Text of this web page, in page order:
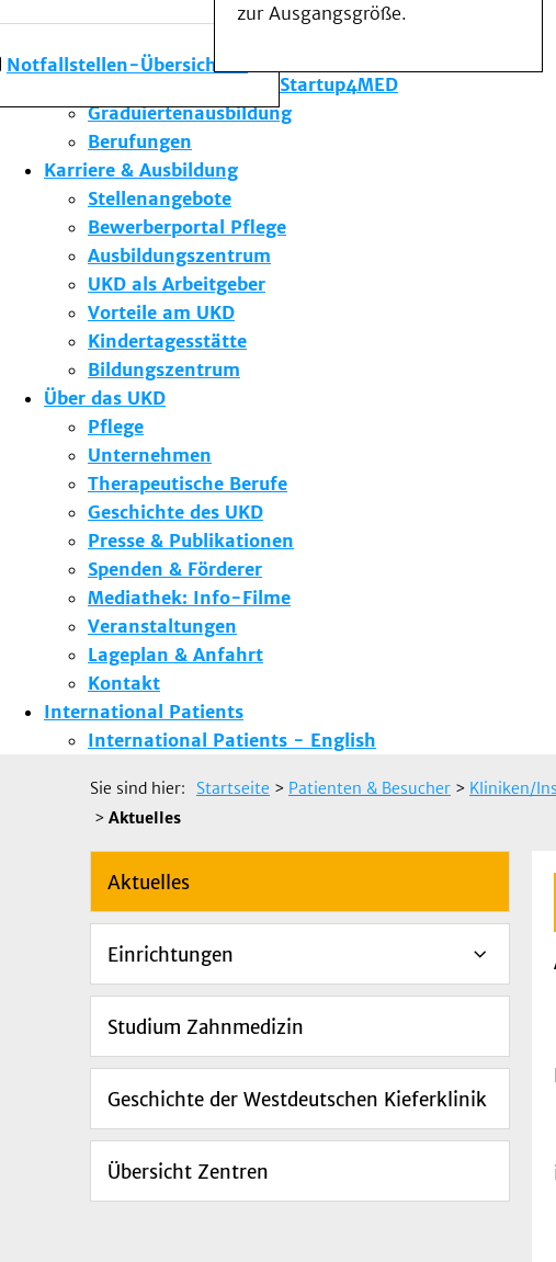
Notfallstellen-Übersicht
zur Ausgangsgröße.
Forschung am UKD
Studium & Lehre
Gründungsförderung Startup4MED
Graduiertenausbildung
Berufungen
Karriere & Ausbildung
Stellenangebote
Bewerberportal Pflege
Ausbildungszentrum
UKD als Arbeitgeber
Vorteile am UKD
Kindertagesstätte
Bildungszentrum
Über das UKD
Pflege
Unternehmen
Therapeutische Berufe
Geschichte des UKD
Presse & Publikationen
Spenden & Förderer
Mediathek: Info-Filme
Veranstaltungen
Lageplan & Anfahrt
Kontakt
International Patients
International Patients - English
Sie sind hier: Startseite > Patienten & Besucher > Kliniken/
> Aktuelles
Aktuelles
Einrichtungen
Studium Zahnmedizin
Geschichte der Westdeutschen Kieferklinik
Übersicht Zentren